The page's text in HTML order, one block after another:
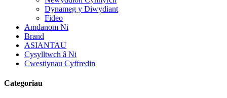
Dynameg y Diwydiant
Fideo
Amdanom Ni
Brand
ASIANTAU
Cysylltwch â Ni
Cwestiynau Cyffredin
Categorïau